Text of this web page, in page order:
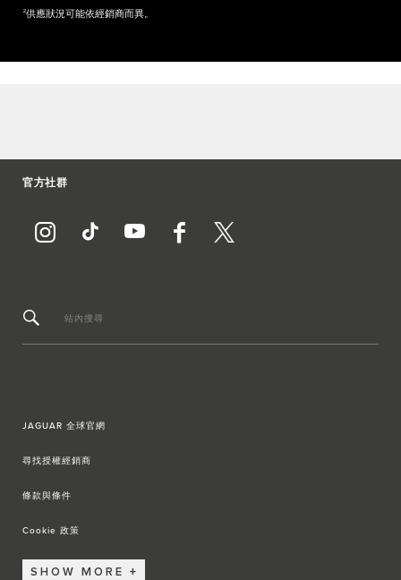
2供應狀況可能依經銷商而異。
官方社群
站內搜尋
JAGUAR 全球官網
尋找授權經銷商
條款與條件
Cookie 政策
SHOW MORE